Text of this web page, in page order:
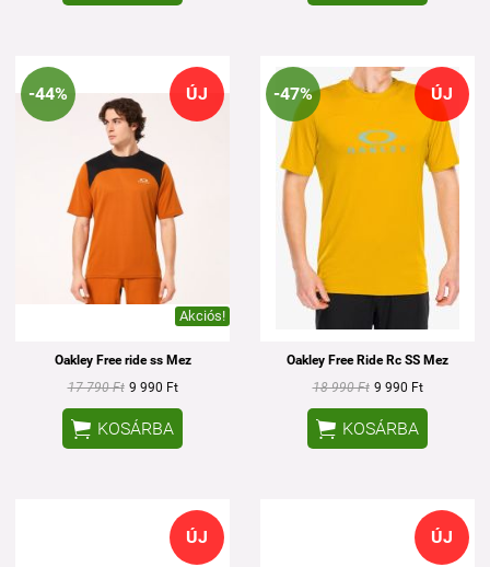
ÚJ
-44%
Akciós!
Oakley Free ride ss Mez
17 790 Ft 9 990 Ft
 KOSÁRBA
ÚJ
-47%
Oakley Free Ride Rc SS Mez
18 990 Ft 9 990 Ft
 KOSÁRBA
ÚJ ÚJ